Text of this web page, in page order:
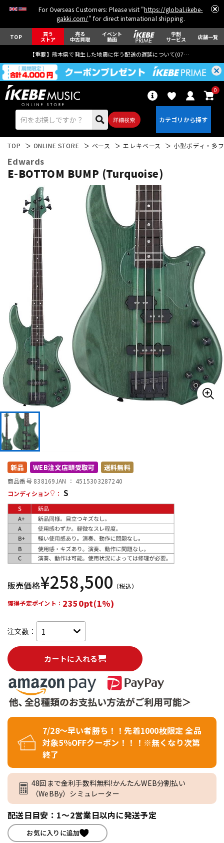
For Overseas Customers: Please visit "https://global.ikebe-
gakki.com/" for direct international shipping.
TOP 買う
ストア
売る
中古買取
イベント
動画
学割
サービス 店舗一覧
【重要】熊本県で発生した地震に伴う配送の遅延について(07月29日
詳細検索
0
エレキギター アコギ/エレアコ
ベース ウクレレ
ドラム パーカッション
キーボード 電子ピアノ
管楽器 その他楽器
アンプ エフェクター
配信/ライブ機器
中古
TOP ONLINE STORE ベース エレキベース 小型ボディ・多
Edwards
E-BOTTOM BUMP (Turquoise)
新品 WEB注文店頭受取可 送料無料
商品番号 838169JAN ： 4515303287240
コンディション
： S
販売価格¥258,500 （税込）
獲得予定ポイント： 2350pt(1%)
注文数：
カートに入れる
7/28～早い者勝ち！！先着1000枚限定 全品
対象5％OFFクーポン！！！※無くなり次第
終了
48回まで金利手数料無料!かんたんWEB分割払い
（WeBBy）シミュレーター
配送日目安：1～2営業日以内に発送予定
お気に入りに追加